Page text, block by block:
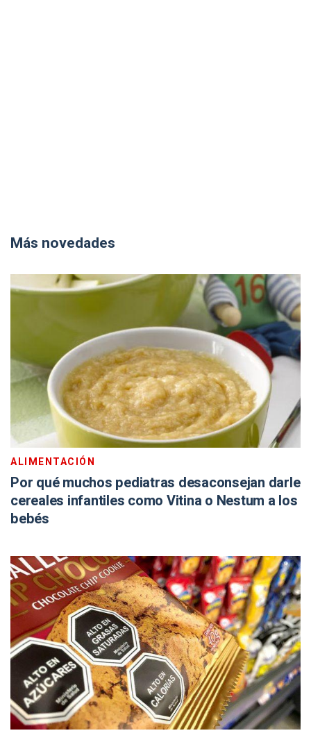
Más novedades
ALIMENTACIÓN
Por qué muchos pediatras desaconsejan darle
cereales infantiles como Vitina o Nestum a los
bebés